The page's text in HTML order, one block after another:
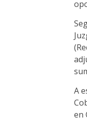
A
en